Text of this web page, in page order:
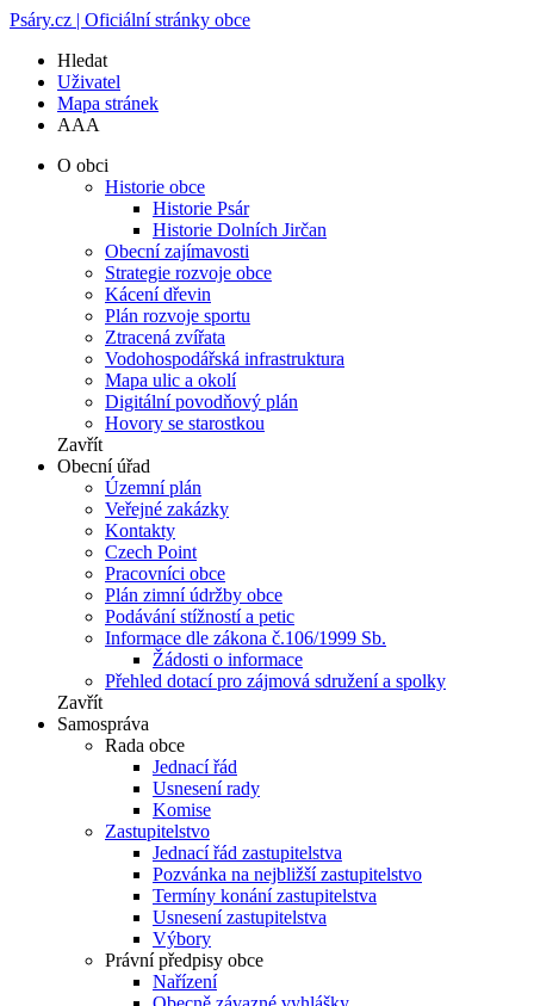
Psáry.cz | Oficiální stránky obce
Hledat
Uživatel
Mapa stránek
AAA
O obci
Historie obce
Historie Psár
Historie Dolních Jirčan
Obecní zajímavosti
Strategie rozvoje obce
Kácení dřevin
Plán rozvoje sportu
Ztracená zvířata
Vodohospodářská infrastruktura
Mapa ulic a okolí
Digitální povodňový plán
Hovory se starostkou
Zavřít
Obecní úřad
Územní plán
Veřejné zakázky
Kontakty
Czech Point
Pracovníci obce
Plán zimní údržby obce
Podávání stížností a petic
Informace dle zákona č.106/1999 Sb.
Žádosti o informace
Přehled dotací pro zájmová sdružení a spolky
Zavřít
Samospráva
Rada obce
Jednací řád
Usnesení rady
Komise
Zastupitelstvo
Jednací řád zastupitelstva
Pozvánka na nejbližší zastupitelstvo
Termíny konání zastupitelstva
Usnesení zastupitelstva
Výbory
Právní předpisy obce
Nařízení